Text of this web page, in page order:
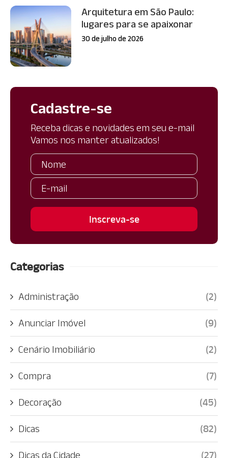
Arquitetura em São Paulo:
lugares para se apaixonar
30 de julho de 2026
Cadastre-se
Receba dicas e novidades em seu e-mail
Vamos nos manter atualizados!
Categorias
Administração (2)
Anunciar Imóvel (9)
Cenário Imobiliário (2)
Compra (7)
Decoração (45)
Dicas (82)
Dicas da Cidade (27)